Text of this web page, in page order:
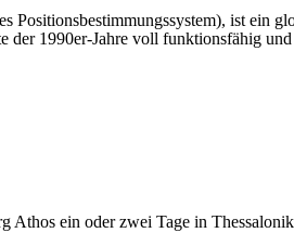
Positionsbestimmungssystem), ist ein
der 1990er-Jahre voll funktionsfähig
Athos ein oder zwei Tage in